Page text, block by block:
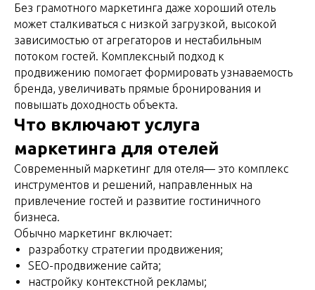
Без грамотного маркетинга даже хороший отель
может сталкиваться с низкой загрузкой, высокой
зависимостью от агрегаторов и нестабильным
потоком гостей. Комплексный подход к
продвижению помогает формировать узнаваемость
бренда, увеличивать прямые бронирования и
повышать доходность объекта.
Что включают услуга
маркетинга для отелей
Современный маркетинг для отеля— это комплекс
инструментов и решений, направленных на
привлечение гостей и развитие гостиничного
бизнеса.
Обычно маркетинг включает:
разработку стратегии продвижения;
SEO-продвижение сайта;
настройку контекстной рекламы;